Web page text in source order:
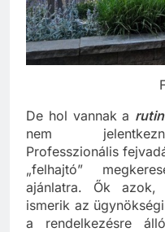
De hol vannak a
nem
Professzionális
„felhajtó”
ajánlatra. Ők
ismerik az
a rendelkezésre